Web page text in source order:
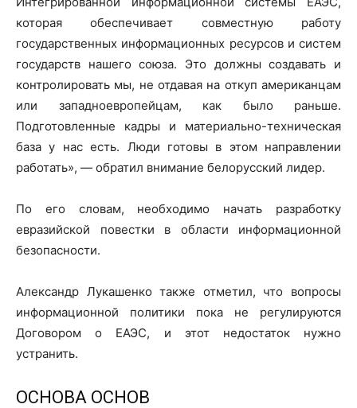
которая обеспечивает совместную работу
государственных информационных ресурсов и систем
государств нашего союза. Это должны создавать и
контролировать мы, не отдавая на откуп американцам
или западноевропейцам, как было раньше.
Подготовленные кадры и материально-техническая
база у нас есть. Люди готовы в этом направлении
работать», — обратил внимание белорусский лидер.
По его словам, необходимо начать разработку
евразийской повестки в области информационной
безопасности.
Александр Лукашенко также отметил, что вопросы
информационной политики пока не регулируются
Договором о ЕАЭС, и этот недостаток нужно
устранить.
ОСНОВА ОСНОВ